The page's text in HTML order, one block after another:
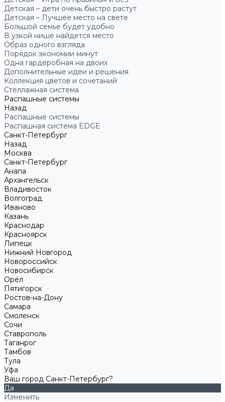
Детская – дети очень быстро растут
Детская – Лучшее место на свете
Большой семье будет удобно
В узкой нише найдется место
Образ одного взгляда
Порядок экономии минут
Одна гардеробная на двоих
Дополнительные идеи и решения
Коллекция цветов и сочетаний
Стеллажная система
Распашные системы
Назад
Распашные системы
Распашная система EDGE
Санкт-Петербург
Назад
Москва
Санкт-Петербург
Анапа
Архангельск
Владивосток
Волгоград
Иваново
Казань
Краснодар
Красноярск
Липецк
Нижний Новгород
Новороссийск
Новосибирск
Орёл
Пятигорск
Ростов-на-Дону
Самара
Смоленск
Сочи
Ставрополь
Таганрог
Тамбов
Тула
Уфа
Ваш город Санкт-Петербург?
Да
Изменить